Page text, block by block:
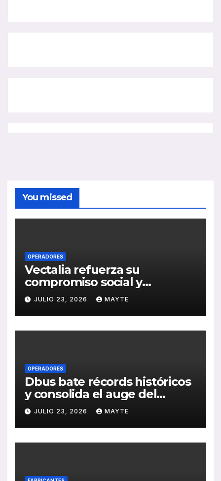
You missed
OPERADORES
Vectalia refuerza su
compromiso social y
medioambiental con la
publicación de su Memoria
de RSC 2025
JULIO 23, 2026 MAYTE
OPERADORES
Dbus bate récords históricos
y consolida el auge del
transporte público en San
Sebastián
JULIO 23, 2026 MAYTE